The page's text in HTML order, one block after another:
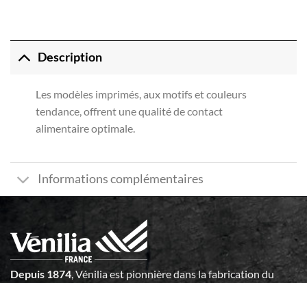
Description
Les modèles imprimés, aux motifs et couleurs
tendance, offrent une qualité de contact
alimentaire optimale.
Informations complémentaires
Depuis 1874 , Vénilia est pionnière dans la fabrication du